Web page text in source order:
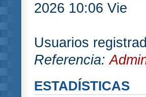
2026 10:06 Vie
Usuarios
Referencia:
ESTADÍSTICAS